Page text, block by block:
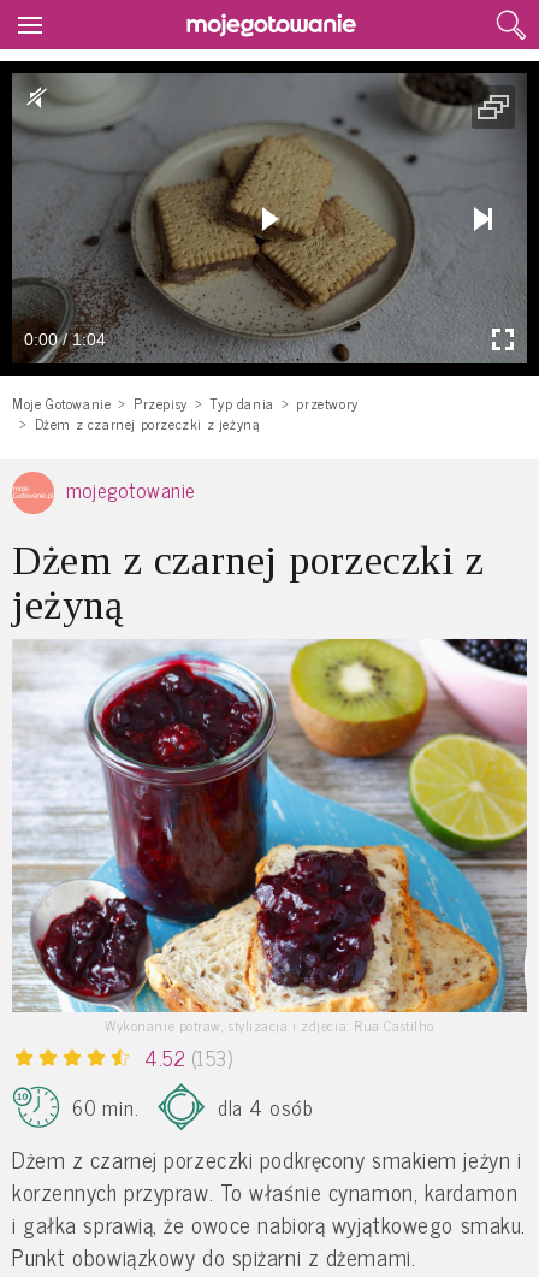
0:00 / 1:04
Moje Gotowanie Przepisy Typ dania
przetwory
Dżem z czarnej porzeczki z jeżyną
mojegotowanie
Dżem z czarnej porzeczki z
jeżyną
Wykonanie potraw, stylizacja i zdjęcia: Rua Castilho
4.52 (153)
60 min.
dla 4 osób
Dżem z czarnej porzeczki podkręcony smakiem jeżyn i
korzennych przypraw. To właśnie cynamon, kardamon
i gałka sprawią, że owoce nabiorą wyjątkowego smaku.
Punkt obowiązkowy do spiżarni z dżemami.